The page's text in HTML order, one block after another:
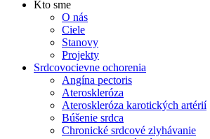
Kto sme
O nás
Ciele
Stanovy
Projekty
Srdcovocievne ochorenia
Angína pectoris
Ateroskleróza
Ateroskleróza karotických artérií
Búšenie srdca
Chronické srdcové zlyhávanie